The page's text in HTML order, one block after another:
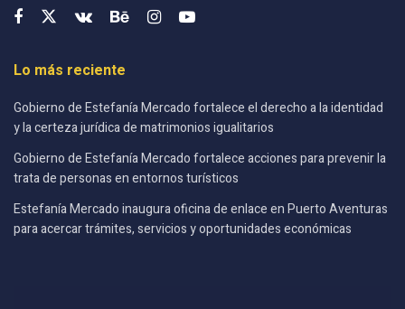
Lo más reciente
Gobierno de Estefanía Mercado fortalece el derecho a la identidad
y la certeza jurídica de matrimonios igualitarios
Gobierno de Estefanía Mercado fortalece acciones para prevenir la
trata de personas en entornos turísticos
Estefanía Mercado inaugura oficina de enlace en Puerto Aventuras
para acercar trámites, servicios y oportunidades económicas